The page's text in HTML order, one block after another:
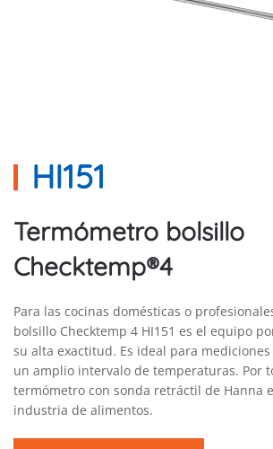
HI151
Termómetro bolsillo
Checktemp®4
Para las cocinas domésticas o
bolsillo Checktemp 4 HI151 es el equipo
su alta exactitud. Es ideal para
un amplio intervalo de temperaturas. Por
termómetro con sonda retráctil de Hanna
industria de alimentos.